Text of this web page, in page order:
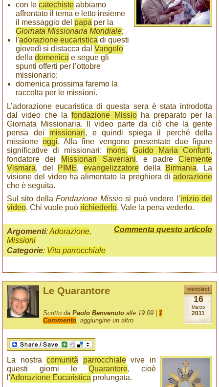
con le catechisteabbiamo
affrontato il tema e letto insieme
il messaggio del papa per la
Giornata Missionaria Mondiale;
l'adorazione eucaristica di questi
giovedì si distacca dal Vangelo
della domenica e segue gli
spunti offerti per l’ottobre
missionario;
domenica prossima faremo la
raccolta per le missioni.
L’adorazione eucaristica di questa sera è stata introdotta
dal video che lafondazione Missioha preparato per la
Giornata Missionaria. Il video parte da ciò che la gente
pensa dei missionari, e quindi spiega il perché della
missioneoggi. Alla fine vengono presentate due figure
significative di missionari: mons. Guido Maria Conforti,
fondatore dei Missionari Saveriani, e padreClemente
Vismara, del PIME,evangelizzatore della Birmania. La
visione del video ha alimentato la preghiera di adorazione
che è seguita.
Sul sito dellaFondazione Missiosi può vedere l’inizio del
video. Chi vuole può richiederlo. Vale la pena vederlo.
Commenta questo articolo
Argomenti:Adorazione,
Missioni
Categorie: Vita parrocchiale
mercoledì
16
Marzo
2011
Le Quarantore
Scritto da Paolo Benvenuto alle 19:09 | 1
Commento , aggiungine un altro
La nostracomunità parrocchialevive in
questi giorni leQuarantore, cioè
l'Adorazione Eucaristica prolungata.